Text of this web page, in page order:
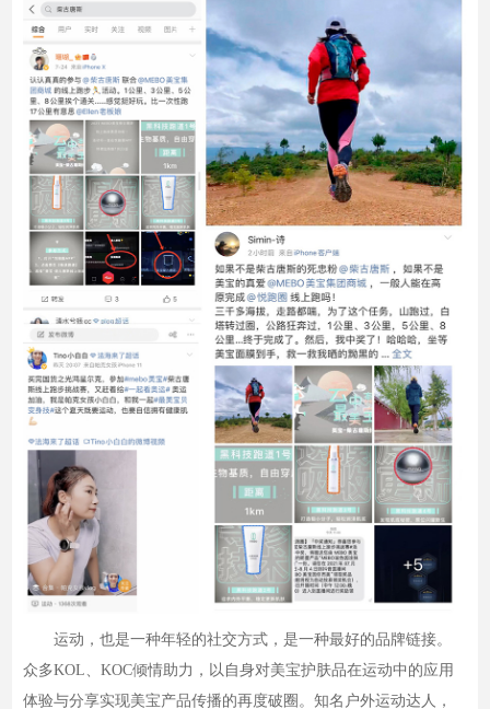
运动，也是一种年轻的社交方式，是一种最好的品牌链接。
众多KOL、KOC倾情助力，以自身对美宝护肤品在运动中的应用
体验与分享实现美宝产品传播的再度破圈。知名户外运动达人，